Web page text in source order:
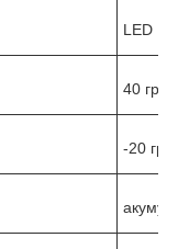
LED
40
-20